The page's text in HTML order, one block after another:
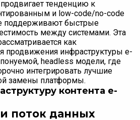
тенденцию к
и low-code/no-code
поддерживают быстрые
между системами. Эта
как
продвижения инфраструктуры e-
headless модели, где
интегрировать лучшие
замены платформы.
контента e-
поток данных